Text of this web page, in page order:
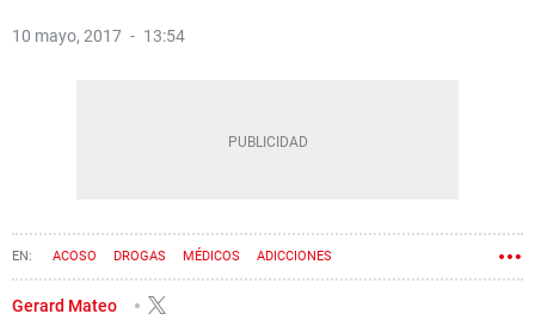
10 mayo, 2017 13:54
ACOSO DROGAS MÉDICOS ADICCIONES
Gerard Mateo